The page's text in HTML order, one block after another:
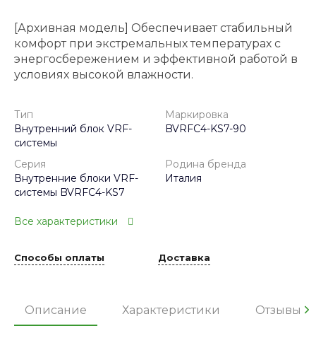
[Архивная модель] Обеспечивает стабильный
комфорт при экстремальных температурах с
энергосбережением и эффективной работой в
условиях высокой влажности.
Тип
Внутренний блок VRF-
системы
Маркировка
BVRFC4-KS7-90
Серия
Внутренние блоки VRF-
системы BVRFC4-KS7
Родина бренда
Италия
Все характеристики
Способы оплаты Доставка
Описание Характеристики Отзывы